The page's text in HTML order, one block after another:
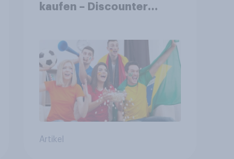
kaufen – Discounter
Artikel